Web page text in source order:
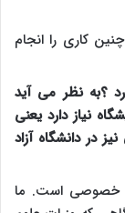
کاری را انجام
؟به نظر می آید
نیاز دارد یعنی
در دانشگاه آزاد
خصوصی است. ما